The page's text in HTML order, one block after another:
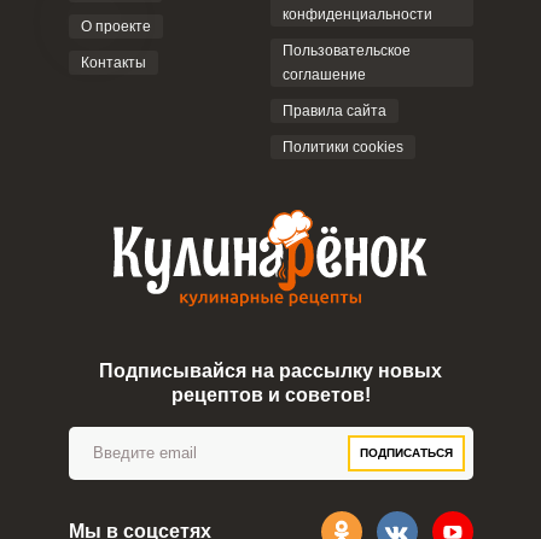
О проекте
Контакты
конфиденциальности
Пользовательское
соглашение
Правила сайта
Политики cookies
Подписывайся на рассылку новых
рецептов и советов!
ПОДПИСАТЬСЯ
Мы в соцсетях